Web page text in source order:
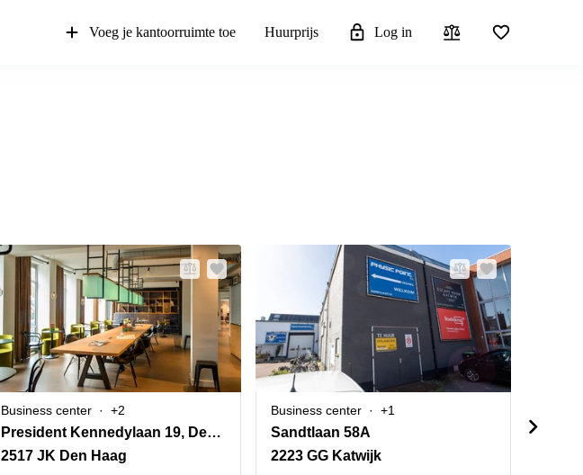
Voeg je kantoorruimte toe Huurprijs Log in
Business center +2
President Kennedylaan 19, Den Haag
2517 JK Den Haag
Business center +1
Sandtlaan 58A
2223 GG Katwijk